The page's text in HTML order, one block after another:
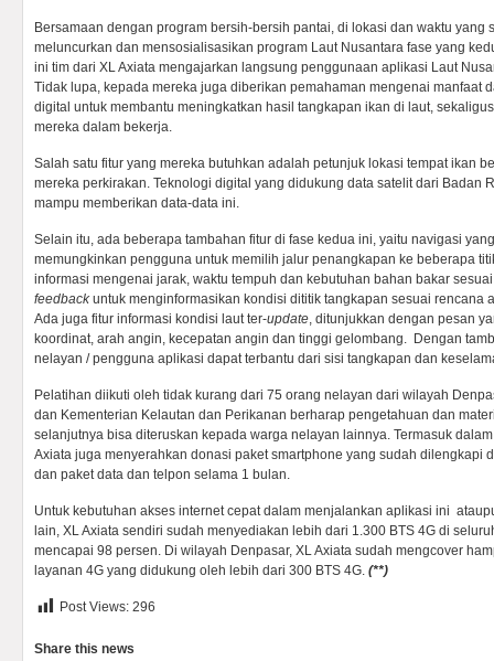
Bersamaan dengan program bersih-bersih pantai, di lokasi dan waktu yang
meluncurkan dan mensosialisasikan program Laut Nusantara fase yang
ini tim dari XL Axiata mengajarkan langsung penggunaan aplikasi Laut
Tidak lupa, kepada mereka juga diberikan pemahaman mengenai manfaat
digital untuk membantu meningkatkan hasil tangkapan ikan di laut,
mereka dalam bekerja.
Salah satu fitur yang mereka butuhkan adalah petunjuk lokasi tempat ikan
mereka perkirakan. Teknologi digital yang didukung data satelit dari Badan
mampu memberikan data-data ini.
Selain itu, ada beberapa tambahan fitur di fase kedua ini, yaitu navigasi
memungkinkan pengguna untuk memilih jalur penangkapan ke beberapa
informasi mengenai jarak, waktu tempuh dan kebutuhan bahan bakar
feedbackuntuk menginformasikan kondisi dititik tangkapan sesuai rencana
Ada juga fitur informasi kondisi laut ter-update, ditunjukkan dengan pesan
koordinat, arah angin, kecepatan angin dan tinggi gelombang. Dengan
nelayan / pengguna aplikasi dapat terbantu dari sisi tangkapan dan
Pelatihan diikuti oleh tidak kurang dari 75 orang nelayan dari wilayah
dan Kementerian Kelautan dan Perikanan berharap pengetahuan dan
selanjutnya bisa diteruskan kepada warga nelayan lainnya. Termasuk
Axiata juga menyerahkan donasi paket smartphone yang sudah dilengkapi
dan paket data dan telpon selama 1 bulan.
Untuk kebutuhan akses internet cepat dalam menjalankan aplikasi ini
lain, XL Axiata sendiri sudah menyediakan lebih dari 1.300 BTS 4G di
mencapai 98 persen. Di wilayah Denpasar, XL Axiata sudah mengcover
layanan 4G yang didukung oleh lebih dari 300 BTS 4G. (**)
Post Views: 296
Share this news